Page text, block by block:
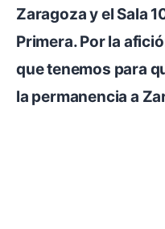
Zaragoza y el Sala
Primera. Por la
que tenemos para
la permanencia a